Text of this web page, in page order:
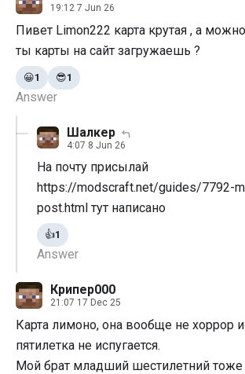
19:12 7 Jun 26
Пивет Limon222 карта крутая , а
ты карты на сайт загружаешь ?
Answer
😀1 😎1
Шалкер
4:07 8 Jun 26
На почту присылай
https://modscraft.net/guides/7792-
post.html тут написано
Answer
👍1
Крипер000
21:07 17 Dec 25
Карта лимоно, она вообще не хоррор
пятилетка не испугается.
Мой брат младший шестилетний тоже